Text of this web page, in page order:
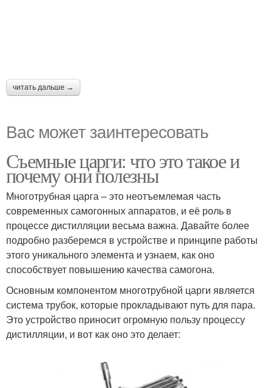
читать дальше →
Вас может заинтересовать
Съемные царги: что это такое и
почему они полезны
Многотрубная царга – это неотъемлемая часть
современных самогонных аппаратов, и её роль в
процессе дистилляции весьма важна. Давайте более
подробно разберемся в устройстве и принципе работы
этого уникального элемента и узнаем, как оно
способствует повышению качества самогона.
Основным компонентом многотрубной царги является
система трубок, которые прокладывают путь для пара.
Это устройство приносит огромную пользу процессу
дистилляции, и вот как оно это делает: